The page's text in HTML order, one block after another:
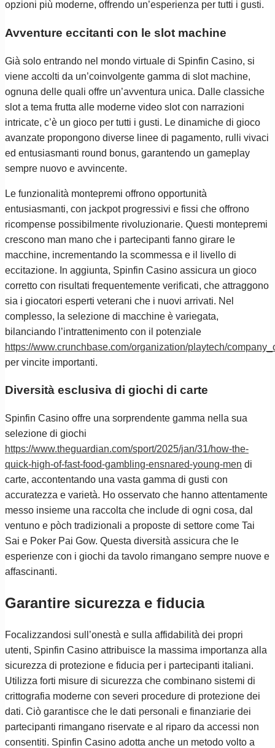
opzioni più moderne, offrendo un’esperienza per tutti i gusti.
Avventure eccitanti con le slot machine
Già solo entrando nel mondo virtuale di Spinfin Casino, si
viene accolti da un’coinvolgente gamma di slot machine,
ognuna delle quali offre un’avventura unica. Dalle classiche
slot a tema frutta alle moderne video slot con narrazioni
intricate, c’è un gioco per tutti i gusti. Le dinamiche di gioco
avanzate propongono diverse linee di pagamento, rulli vivaci
ed entusiasmanti round bonus, garantendo un gameplay
sempre nuovo e avvincente.
Le funzionalità montepremi offrono opportunità
entusiasmanti, con jackpot progressivi e fissi che offrono
ricompense possibilmente rivoluzionarie. Questi montepremi
crescono man mano che i partecipanti fanno girare le
macchine, incrementando la scommessa e il livello di
eccitazione. In aggiunta, Spinfin Casino assicura un gioco
corretto con risultati frequentemente verificati, che attraggono
sia i giocatori esperti veterani che i nuovi arrivati. Nel
complesso, la selezione di macchine è variegata,
bilanciando l’intrattenimento con il potenziale
https://www.crunchbase.com/organization/playtech/
per vincite importanti.
Diversità esclusiva di giochi di carte
Spinfin Casino offre una sorprendente gamma nella sua
selezione di giochi
https://www.theguardian.com/sport/2025/jan/31/how-the-
quick-high-of-fast-food-gambling-ensnared-young-men di
carte, accontentando una vasta gamma di gusti con
accuratezza e varietà. Ho osservato che hanno attentamente
messo insieme una raccolta che include di ogni cosa, dal
ventuno e pòch tradizionali a proposte di settore come Tai
Sai e Poker Pai Gow. Questa diversità assicura che le
esperienze con i giochi da tavolo rimangano sempre nuove e
affascinanti.
Garantire sicurezza e fiducia
Focalizzandosi sull’onestà e sulla affidabilità dei propri
utenti, Spinfin Casino attribuisce la massima importanza alla
sicurezza di protezione e fiducia per i partecipanti italiani.
Utilizza forti misure di sicurezza che combinano sistemi di
crittografia moderne con severi procedure di protezione dei
dati. Ciò garantisce che le dati personali e finanziarie dei
partecipanti rimangano riservate e al riparo da accessi non
consentiti. Spinfin Casino adotta anche un metodo volto a